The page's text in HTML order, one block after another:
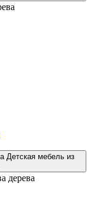
Детская мебель из